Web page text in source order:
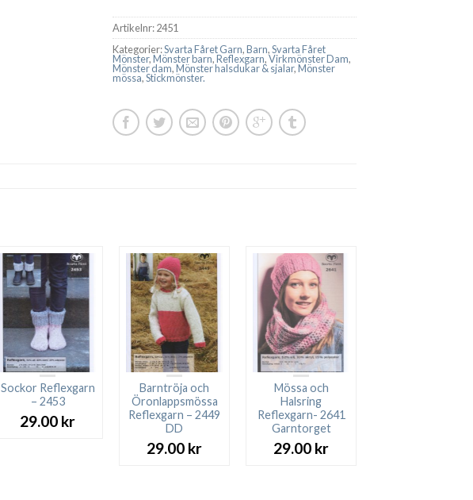
Artikelnr:2451
Kategorier:Svarta Fåret Garn,Barn,Svarta Fåret
Mönster,Mönster barn,Reflexgarn,Virkmönster Dam,
Mönster dam,Mönster halsdukar & sjalar,Mönster
mössa,Stickmönster.
Sockor Reflexgarn
– 2453
29.00 kr
Barntröja och
Öronlappsmössa
Reflexgarn – 2449
DD
29.00 kr
Mössa och
Halsring
Reflexgarn- 2641
Garntorget
29.00 kr